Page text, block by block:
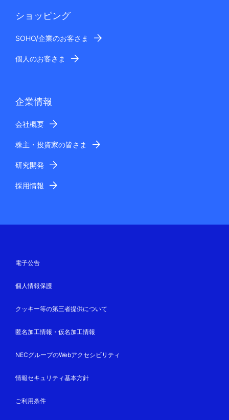
ショッピング
SOHO/企業のお客さま
個人のお客さま
企業情報
会社概要
株主・投資家の皆さま
研究開発
採用情報
電子公告
個人情報保護
クッキー等の第三者提供について
匿名加工情報・仮名加工情報
NECグループのWebアクセシビリティ
情報セキュリティ基本方針
ご利用条件